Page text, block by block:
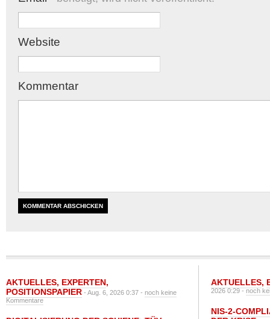
Website
Kommentar
AKTUELLES, EXPERTEN,
POSITIONSPAPIER - Aug. 6, 2026 0:37 - noch keine
Kommentare
AKTUELLES,
2026 0:29 -noch
NIS-2-